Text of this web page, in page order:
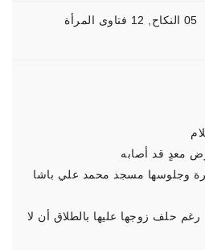
05 النكاح
12 فتاوى المرأة
معدٍ قد أصابه
وجلوسها مسجد محمد علي باشا
حلف زوجها عليها بالطلاق أن لا